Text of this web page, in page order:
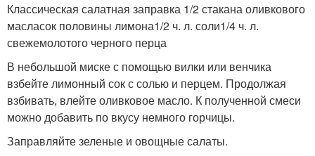
Классическая салатная заправка 1/2 стакана оливкового
масласок половины лимона1/2 ч. л. соли1/4 ч. л.
свежемолотого черного перца
В небольшой миске с помощью вилки или венчика
взбейте лимонный сок с солью и перцем. Продолжая
взбивать, влейте оливковое масло. К полученной смеси
можно добавить по вкусу немного горчицы.
Заправляйте зеленые и овощные салаты.